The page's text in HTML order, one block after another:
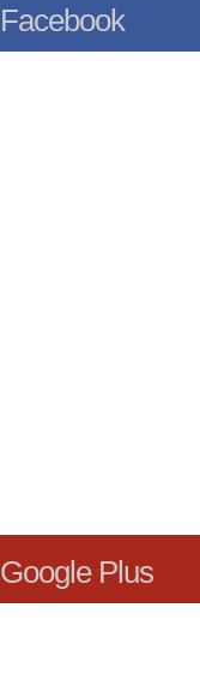
Facebook
Google Plus